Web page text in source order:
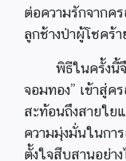
ต่อความรักจากค
ลูกช้างป่าผู้โชคร้า
พิธีในครั้งนี้
จอมทอง” เข้าสู่ค
สะท้อนถึงสายใย
ความมุ่งมั่นในกา
ตั้งใจสืบสานอย่า